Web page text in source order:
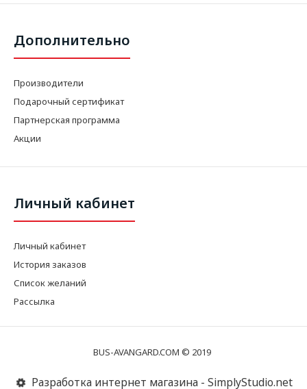
Дополнительно
Производители
Подарочный сертификат
Партнерская программа
Акции
Личный кабинет
Личный кабинет
История заказов
Список желаний
Рассылка
BUS-AVANGARD.COM © 2019
Разработка интернет магазина - SimplyStudio.net